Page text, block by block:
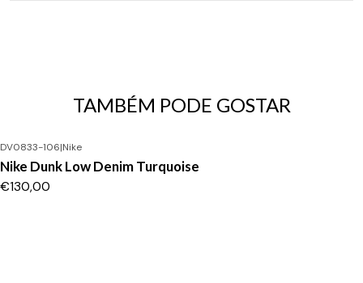
TAMBÉM PODE GOSTAR
DV0833-106|Nike
Nike Dunk Low Denim Turquoise
€130,00